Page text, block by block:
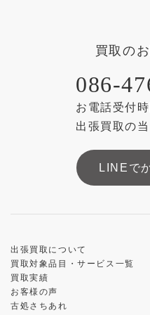
買取の
086-
お電話受付
出張買取の
LINEで
出張買取について
買取対象品目・サービス一覧
買取実績
お客様の声
古処さちあれ